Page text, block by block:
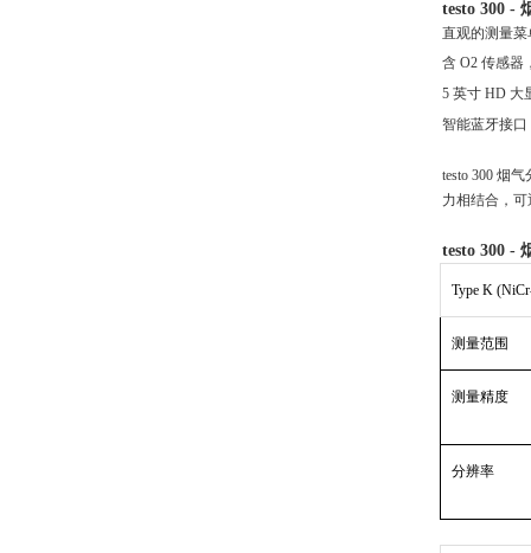
testo 300 -
直观的测量
含O2 传感器
5 英寸 HD
智能蓝牙接
testo 300 烟
力相结合，
testo 300 -
Type K
测量范围
测量精度
分辨率